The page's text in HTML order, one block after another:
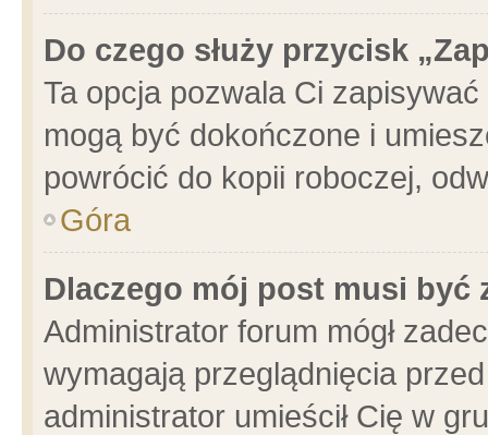
Do czego służy przycisk
Ta opcja pozwala Ci
mogą być dokończone i
powrócić do kopii roboczej,
Góra
Dlaczego mój post musi być
Administrator forum mógł
wymagają przeglądnięcia
administrator umieścił Cię w